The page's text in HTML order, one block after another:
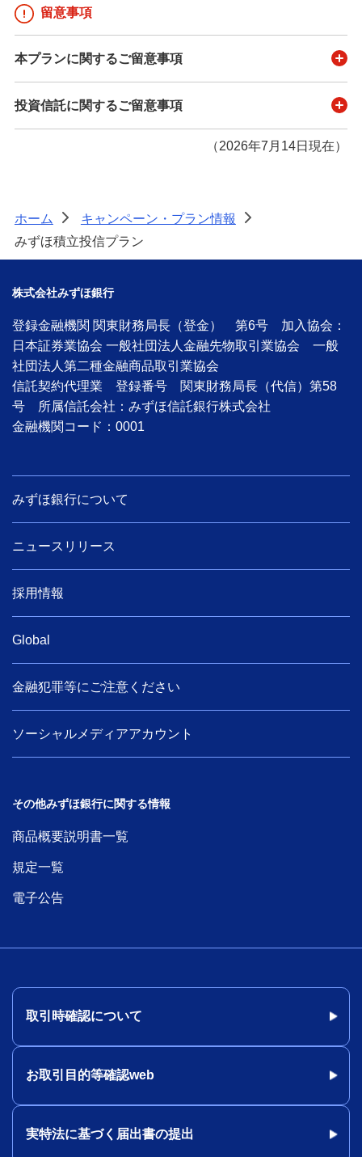
留意事項
本プランに関するご留意事項
投資信託に関するご留意事項
（2026年7月14日現在）
ホーム > キャンペーン・プラン情報
>
みずほ積立投信プラン
株式会社みずほ銀行
登録金融機関 関東財務局長（登金） 第6号 加入協会：
日本証券業協会 一般社団法人金融先物取引業協会 一般
社団法人第二種金融商品取引業協会
信託契約代理業 登録番号 関東財務局長（代信）第58
号 所属信託会社：みずほ信託銀行株式会社
金融機関コード：0001
みずほ銀行について
ニュースリリース
採用情報
Global
金融犯罪等にご注意ください
ソーシャルメディアアカウント
その他みずほ銀行に関する情報
商品概要説明書一覧
規定一覧
電子公告
取引時確認について
お取引目的等確認web
実特法に基づく届出書の提出